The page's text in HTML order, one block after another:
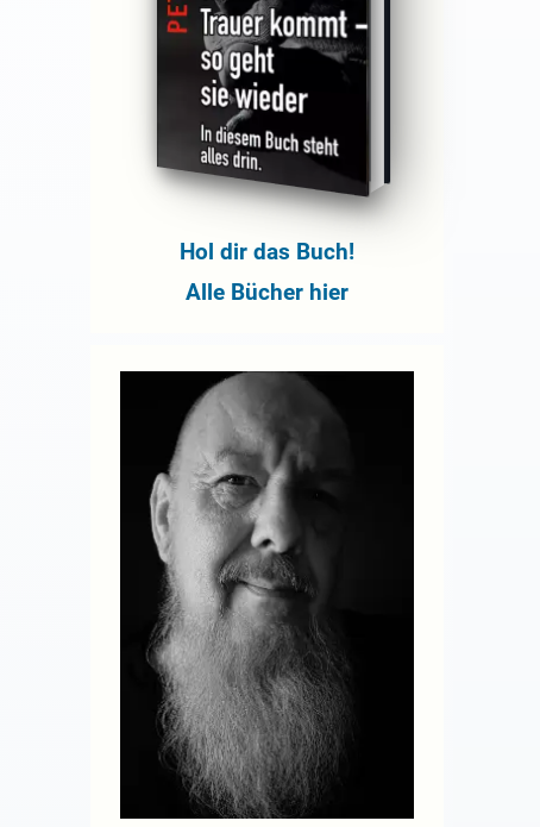
Hol dir das Buch!
Alle Bücher hier